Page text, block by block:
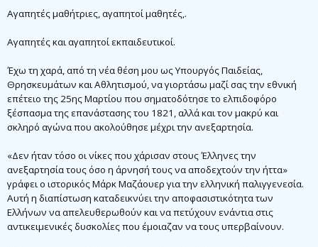
μ
ο
ί
σ
η
Αγαπητές μαθήτριες, αγαπητοί μαθητές,.
Αγαπητές και αγαπητοί εκπαιδευτικοί.
Έχω τη χαρά, από τη νέα θέση μου ως Υπουργός Παιδείας,
Θρησκευμάτων και Αθλητισμού, να γιορτάσω μαζί σας την εθνική
επέτειο της 25ης Μαρτίου που σηματοδότησε το ελπιδοφόρο
ξέσπασμα της επανάστασης του 1821, αλλά και τον μακρύ και
σκληρό αγώνα που ακολούθησε μέχρι την ανεξαρτησία.
«Δεν ήταν τόσο οι νίκες που χάρισαν στους Έλληνες την
ανεξαρτησία τους όσο η άρνησή τους να αποδεχτούν την ήττα»
γράφει ο ιστορικός Μάρκ Μαζάουερ για την ελληνική παλιγγενεσία.
Αυτή η διαπίστωση καταδεικνύει την αποφασιστικότητα των
Ελλήνων να απελευθερωθούν και να πετύχουν ενάντια στις
αντικειμενικές δυσκολίες που έμοιαζαν να τους υπερβαίνουν.